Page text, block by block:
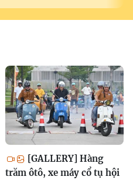
[GALLERY] Hàng
trăm ôtô, xe máy cổ tụ hội